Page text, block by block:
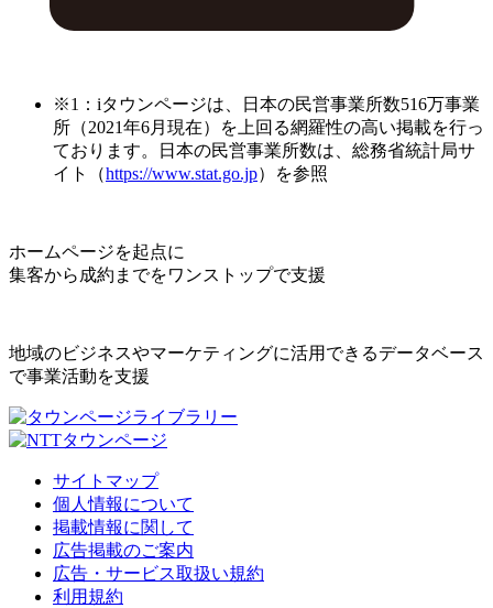
※1：iタウンページは、日本の民営事業所数516万事業
所（2021年6月現在）を上回る網羅性の高い掲載を行っ
ております。日本の民営事業所数は、総務省統計局サ
イト（https://www.stat.go.jp）を参照
ホームページを起点に
集客から成約までをワンストップで支援
地域のビジネスやマーケティングに活用できるデータベース
で事業活動を支援
サイトマップ
個人情報について
掲載情報に関して
広告掲載のご案内
広告・サービス取扱い規約
利用規約